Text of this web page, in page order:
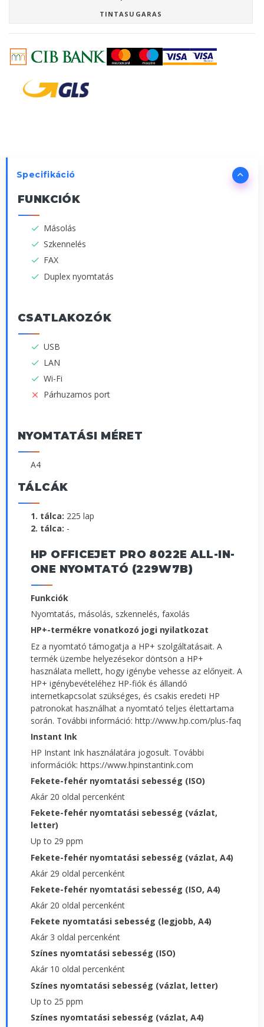
TINTASUGARAS
Specifikáció
FUNKCIÓK
Másolás
Szkennelés
FAX
Duplex nyomtatás
CSATLAKOZÓK
USB
LAN
Wi-Fi
Párhuzamos port
NYOMTATÁSI MÉRET
A4
TÁLCÁK
1. tálca: 225 lap
2. tálca: -
HP OFFICEJET PRO 8022E ALL-IN-
ONE NYOMTATÓ (229W7B)
Funkciók
Nyomtatás, másolás, szkennelés, faxolás
HP+-termékre vonatkozó jogi nyilatkozat
Ez a nyomtató támogatja a HP+ szolgáltatásait. A
termék üzembe helyezésekor döntsön a HP+
használata mellett, hogy igénybe vehesse az előnyeit. A
HP+ igénybevételéhez HP-fiók és állandó
internetkapcsolat szükséges, és csakis eredeti HP
patronokat használhat a nyomtató teljes élettartama
során. További információ: http://www.hp.com/plus-faq
Instant Ink
HP Instant Ink használatára jogosult. További
információk: https://www.hpinstantink.com
Fekete-fehér nyomtatási sebesség (ISO)
Akár 20 oldal percenként
Fekete-fehér nyomtatási sebesség (vázlat,
letter)
Up to 29 ppm
Fekete-fehér nyomtatási sebesség (vázlat, A4)
Akár 29 oldal percenként
Fekete-fehér nyomtatási sebesség (ISO, A4)
Akár 20 oldal percenként
Fekete nyomtatási sebesség (legjobb, A4)
Akár 3 oldal percenként
Színes nyomtatási sebesség (ISO)
Akár 10 oldal percenként
Színes nyomtatási sebesség (vázlat, letter)
Up to 25 ppm
Színes nyomtatási sebesség (vázlat, A4)